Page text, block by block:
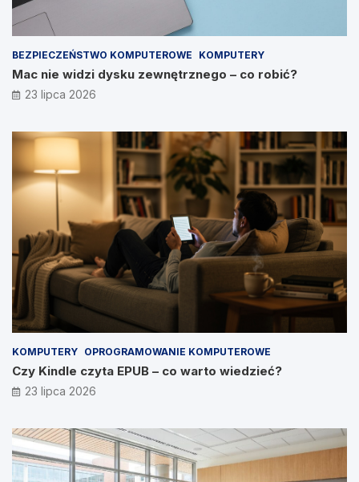
BEZPIECZEŃSTWO KOMPUTEROWE KOMPUTERY
Mac nie widzi dysku zewnętrznego – co robić?
23 lipca 2026
KOMPUTERY OPROGRAMOWANIE KOMPUTEROWE
Czy Kindle czyta EPUB – co warto wiedzieć?
23 lipca 2026